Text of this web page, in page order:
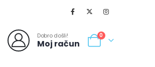
Dobro došli!
Moj račun
0